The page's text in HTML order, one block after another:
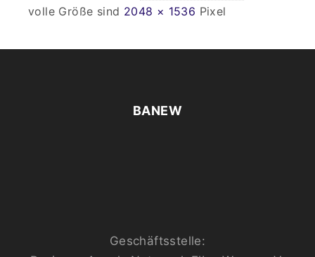
volle Größe sind 2048 × 1536 Pixel
BANEW
Geschäftsstelle: